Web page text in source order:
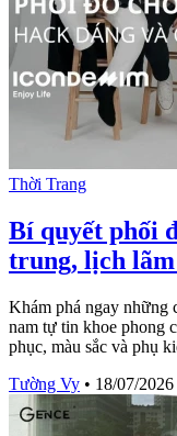
Thời Trang
Bí quyết phối
trung, lịch lãm
Khám phá ngay những
nam tự tin khoe phong
phục, màu sắc và phụ
Tường Vy • 18/07/2026